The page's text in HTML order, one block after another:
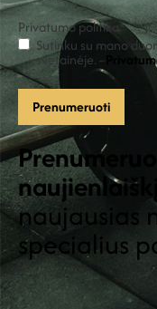
Privatumo politika*
Sutinku su mano
svetainėje. -
naujausias
specialius